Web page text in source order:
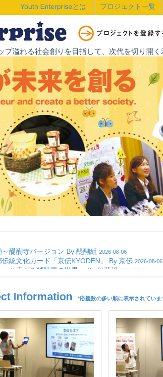
Youth Enterpriseとは プロジェクト一覧
プ溢れる社会創りを目指して、次代を切り開
Information *応援数の多い順に表示されていま